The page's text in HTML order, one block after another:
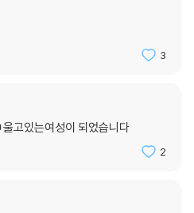
올리는 것은 오직 단 한 사람. 리아는 풍
지워지지 않을 이야기를 새기기 시작한
고? 뭐, 괜찮아. 한 명은 무사할 테니
아. 난 너와 함께 광장에서 춤추던 그
3
고있는여성이 되었습니다
2